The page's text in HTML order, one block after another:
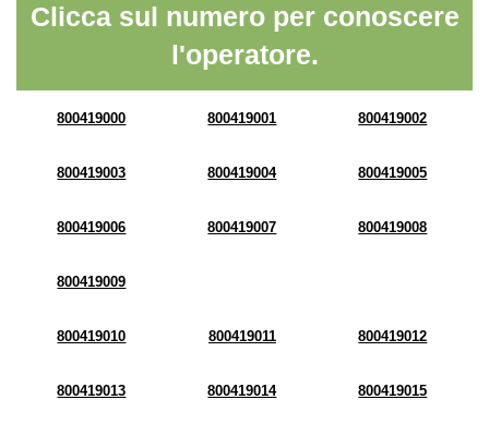
Clicca sul numero per conoscere
l'operatore.
800419000 800419001 800419002
800419003 800419004 800419005
800419006 800419007 800419008
800419009
800419010 800419011 800419012
800419013 800419014 800419015